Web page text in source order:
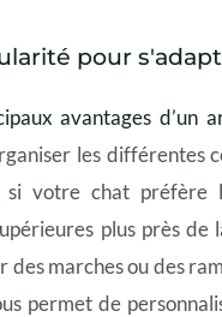
pour
avantages d’un
les différentes
si votre chat préfère
plus près
des marches ou des
permet de